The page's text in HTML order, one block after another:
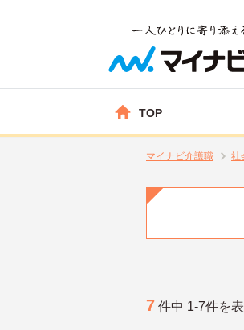
TOP
マイナビ介護職 社
7 件中 1-7件を